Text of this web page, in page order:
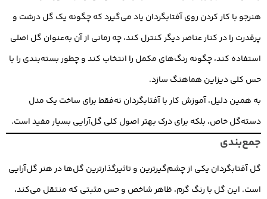
هنرجو با کار کردن روی آفتابگردان یاد می‌گیرد که چگونه یک گل درشت و
پرقدرت را در کنار عناصر دیگر کنترل کند، چه زمانی از آن به‌عنوان گل اصلی
استفاده کند، چگونه رنگ‌های مکمل را انتخاب کند و چطور بسته‌بندی را با
حس کلی دیزاین هماهنگ سازد.
به همین دلیل، آموزش کار با آفتابگردان نه‌فقط برای ساخت یک مدل
دسته‌گل خاص، بلکه برای درک بهتر اصول کلی گل‌آرایی بسیار مفید است.
جمع‌بندی
گل آفتابگردان یکی از چشم‌گیرترین و تاثیرگذارترین گل‌ها در هنر گل‌آرایی
است. این گل با رنگ گرم، ظاهر شاخص و حس مثبتی که منتقل می‌کند،